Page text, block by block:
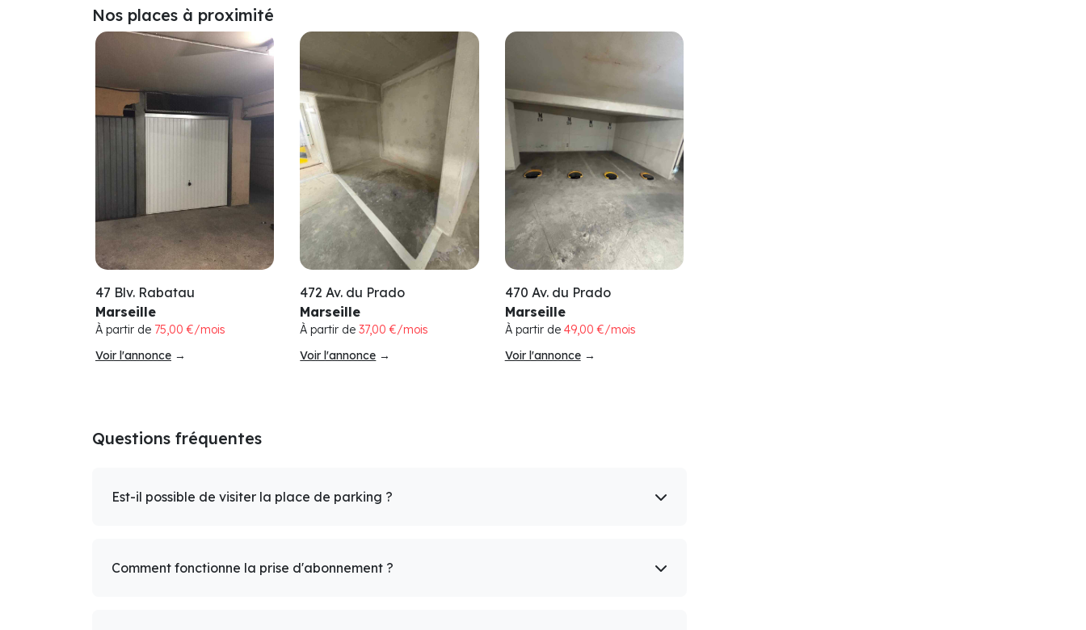
Nos places à proximité
47 Blv. Rabatau
Marseille
À partir de 75,00 €/mois
Voir l'annonce →
472 Av. du Prado
Marseille
À partir de37,00 €/mois
Voir l'annonce →
470 Av. du Prado
Marseille
À partir de 49,00 €/mois
Voir l'annonce→
Questions fréquentes
Est-il possible de visiter la place de parking ?
Comment fonctionne la prise d'abonnement ?